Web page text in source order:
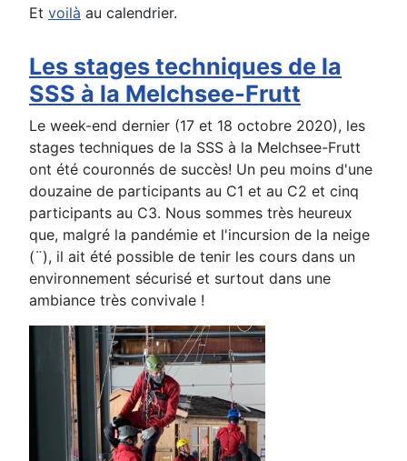
Et voilà au calendrier.
Les stages techniques de la
SSS à la Melchsee-Frutt
Le week-end dernier (17 et 18 octobre 2020), les
stages techniques de la SSS à la Melchsee-Frutt
ont été couronnés de succès! Un peu moins d'une
douzaine de participants au C1 et au C2 et cinq
participants au C3. Nous sommes très heureux
que, malgré la pandémie et l'incursion de la neige
(¨), il ait été possible de tenir les cours dans un
environnement sécurisé et surtout dans une
ambiance très convivale !